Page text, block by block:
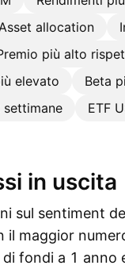
allocation
più alto
elevato Beta
ETF
in uscita
sul sentiment
il maggior
fondi a 1 anno